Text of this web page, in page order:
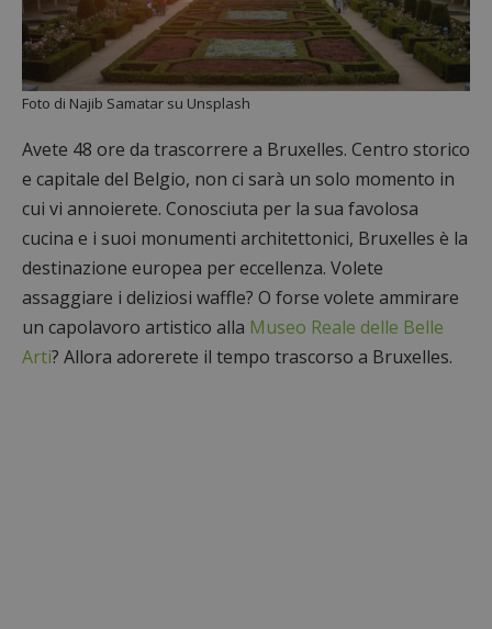
Foto di Najib Samatar su Unsplash
Avete 48 ore da trascorrere a Bruxelles. Centro storico
e capitale del Belgio, non ci sarà un solo momento in
cui vi annoierete. Conosciuta per la sua favolosa
cucina e i suoi monumenti architettonici, Bruxelles è la
destinazione europea per eccellenza. Volete
assaggiare i deliziosi waffle? O forse volete ammirare
un capolavoro artistico alla Museo Reale delle Belle
Arti? Allora adorerete il tempo trascorso a Bruxelles.